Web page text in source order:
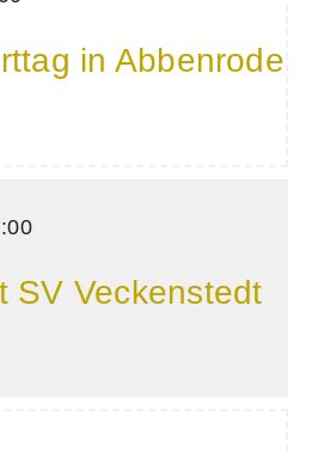
in Abbenrode
SV Veckenstedt